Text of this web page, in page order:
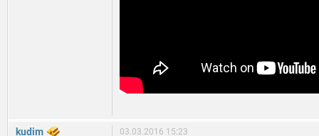
kudim 03.03.2016 15:23